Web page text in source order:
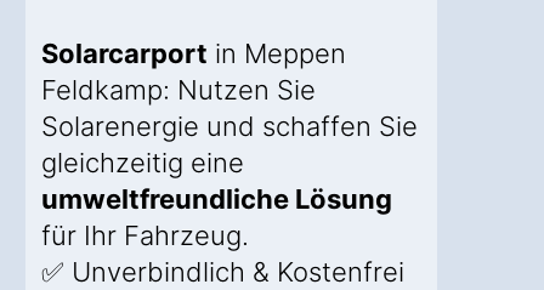
Solarcarport in Meppen
Feldkamp: Nutzen Sie
Solarenergie und schaffen Sie
gleichzeitig eine
umweltfreundliche Lösung
für Ihr Fahrzeug.
✅ Unverbindlich & Kostenfrei